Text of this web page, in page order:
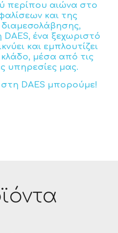
περίπου αιώνα στο
και της
ένα ξεχωριστό
και εμπλουτίζει
μέσα από τις
υπηρεσίες μας.
στη DAES μπορούμε!